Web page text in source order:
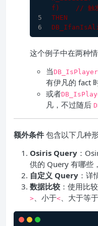
f)
// 触
THEN
这个例子中在两种
当 DB_IsPlayer
有伊凡的 fact
或者
凡，不过随后
额外条件 包含以下几种
Osiris Query ：
供的 Query 有哪些，
自定义 Query ：详
数据比较 ：使用比
>、小于<、大于等于